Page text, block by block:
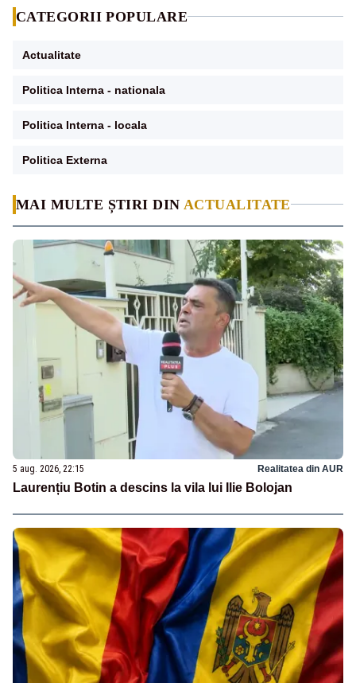
MAI MULTE ȘTIRI DIN ACTUALITATE
5 aug. 2026, 22:15 Realitatea din AUR
Laurențiu Botin a descins la vila lui Ilie Bolojan
CATEGORII POPULARE
Actualitate
Politica Interna - nationala
Politica Interna - locala
Politica Externa